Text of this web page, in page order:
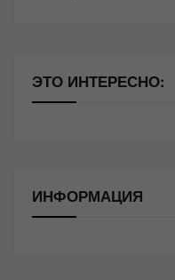
ЭТО ИНТЕРЕСНО:
ИНФОРМАЦИЯ